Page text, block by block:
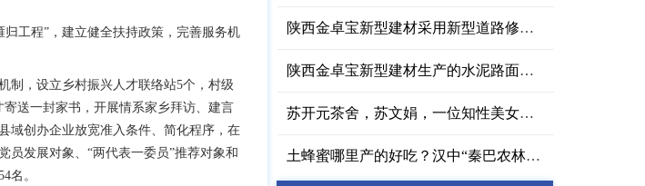
工程”，建立健全扶持政策，完善服务机
制，设立乡村振兴人才联络站5个，村级
送一封家书，开展情系家乡拜访、建言
域创办企业放宽准入条件、简化程序，在
员发展对象、“两代表一委员”推荐对象和
名。
陕西金卓宝新型建材采用新型道路修补剂高效消除路面病害
陕西金卓宝新型建材生产的水泥路面快速修补料靠谱
苏开元茶舍，苏文娟，一位知性美女以茶待人的世外桃源
土蜂蜜哪里产的好吃？汉中“秦巴农林”大自然的馈赠